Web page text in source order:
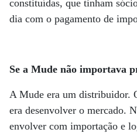
constituídas, que tinham
dia com o pagamento de
Se a Mude não importava
A Mude era um distribuidor.
era desenvolver o mercado.
envolver com importação e